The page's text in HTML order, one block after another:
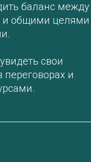
баланс между
и общими целями
свои
и